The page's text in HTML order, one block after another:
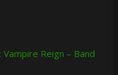
Reign – Band